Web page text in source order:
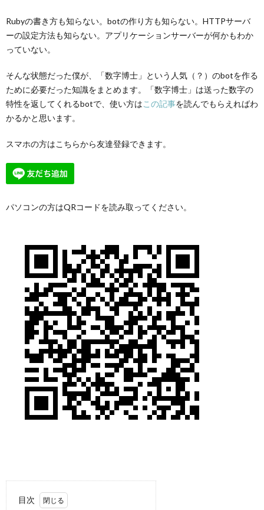
Rubyの書き方も知らない。botの作り方も知らない。HTTPサーバ
ーの設定方法も知らない。アプリケーションサーバーが何かもわか
っていない。
そんな状態だった僕が、「数字博士」という人気（？）のbotを作る
ために必要だった知識をまとめます。「数字博士」は送った数字の
特性を返してくれるbotで、使い方はこの記事を読んでもらえればわ
かるかと思います。
スマホの方はこちらから友達登録できます。
パソコンの方はQRコードを読み取ってください。
目次